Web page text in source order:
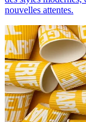
nouvelles attentes.